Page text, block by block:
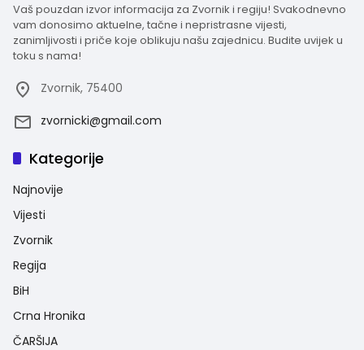
Vaš pouzdan izvor informacija za Zvornik i regiju! Svakodnevno
vam donosimo aktuelne, tačne i nepristrasne vijesti,
zanimljivosti i priče koje oblikuju našu zajednicu. Budite uvijek u
toku s nama!
Zvornik, 75400
zvornicki@gmail.com
Kategorije
Najnovije
Vijesti
Zvornik
Regija
BiH
Crna Hronika
ČARŠIJA